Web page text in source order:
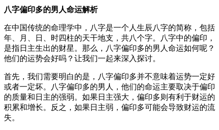
八字偏印多的男人命运解析
在中国传统的命理学中，八字是一个人生辰八字的简称，包括
年、月、日、时四柱的天干地支，共八个字。八字中的偏印，
是指日主生出的财星。那么，八字偏印多的男人命运如何呢？
他们的运势会好吗？让我们一起来深入探讨。
首先，我们需要明白的是，八字偏印多并不意味着运势一定好
或者一定坏。八字偏印多的男人，他们的命运主要取决于偏印
的质量和日主的强弱。如果日主强大，偏印多则有利于财运的
积累和增长。反之，如果日主弱，偏印多可能会导致财运的流
失。